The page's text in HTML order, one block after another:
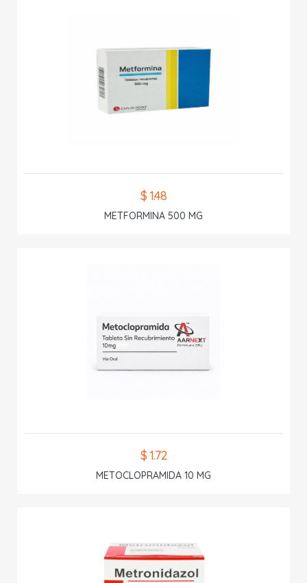
$ 1.48
METFORMINA 500 MG
$ 1.72
METOCLOPRAMIDA 10 MG